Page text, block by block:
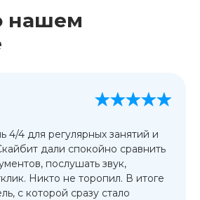
нашем
4/4 для регулярных занятий и
дали спокойно сравнить
послушать звук,
Никто не торопил. В итоге
с которой сразу стало